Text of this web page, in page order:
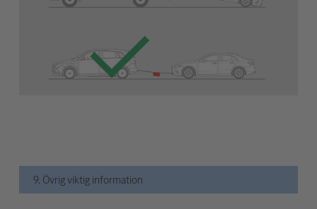
9. Övrig viktig information